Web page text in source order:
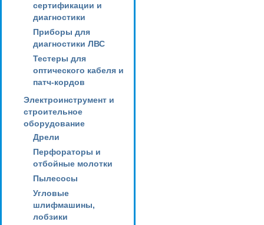
сертификации и
диагностики
Приборы для
диагностики ЛВС
Тестеры для
оптического кабеля и
патч-кордов
Электроинструмент и
строительное
оборудование
Дрели
Перфораторы и
отбойные молотки
Пылесосы
Угловые
шлифмашины,
лобзики